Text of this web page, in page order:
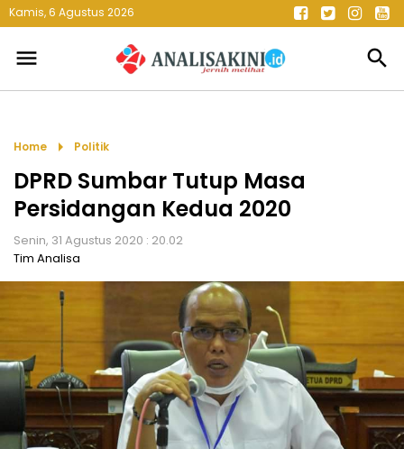
Kamis, 6 Agustus 2026
menu search
Home arrow_right Politik
DPRD Sumbar Tutup Masa
Persidangan Kedua 2020
Senin, 31 Agustus 2020 : 20.02
Tim Analisa